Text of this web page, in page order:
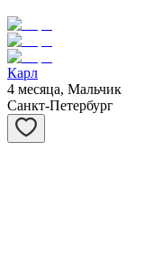
Карл
4 месяца, Мальчик
Санкт-Петербург